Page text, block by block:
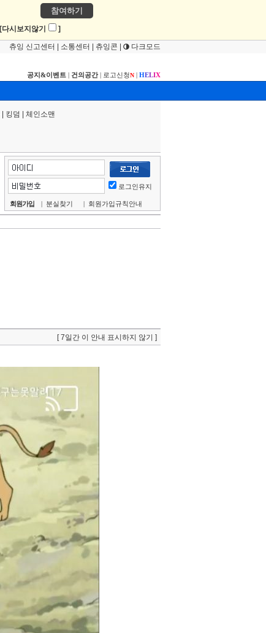
참여하기
[다시보지않기 ]
츄잉 신고센터 소통센터 츄잉콘 다크모드
공지&이벤트 | 건의공간| 로고신청N | HELIX
킹덤
체인소맨
로그인유지
회원가입 | 분실찾기 | 회원가입규칙안내
[ 7일간 이 안내 표시하지 않기 ]